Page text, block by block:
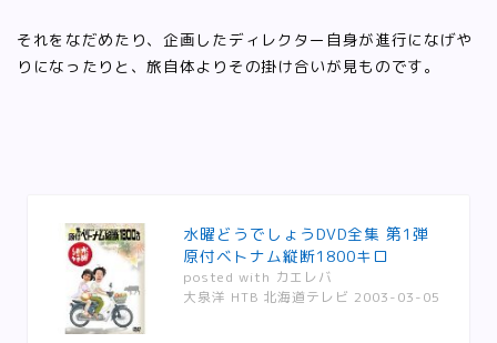
それをなだめたり、企画したディレクター自身が進行になげや
りになったりと、旅自体よりその掛け合いが見ものです。
水曜どうでしょうDVD全集 第1弾
原付ベトナム縦断1800キロ
posted with カエレバ
大泉洋 HTB 北海道テレビ 2003-03-05